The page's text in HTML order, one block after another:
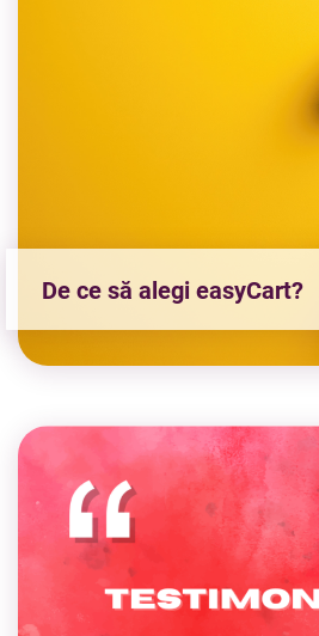
De ce să alegi easyCart?